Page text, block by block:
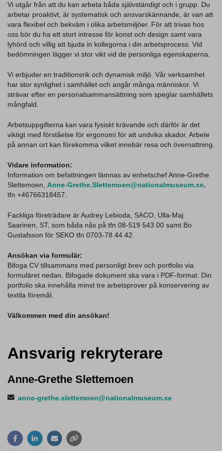
Vi utgår från att du kan arbeta båda självständigt och i grupp. Du
arbetar proaktivt, är systematisk och ansvarskännande, är van att
vara flexibel och bekväm i olika arbetsmiljöer. För att trivas hos
oss bör du ha ett stort intresse för konst och design samt vara
lyhörd och villig att bjuda in kollegorna i din arbetsprocess. Vid
bedömningen lägger vi stor vikt vid de personliga egenskaperna.
Vi erbjuder en traditionsrik och dynamisk miljö. Vår verksamhet
har stor synlighet i samhället och angår många människor. Vi
strävar efter en personalsammansättning som speglar samhällets
mångfald.
Arbetsuppgifterna kan vara fysiskt krävande och därför är det
viktigt med förståelse för ergonomi för att undvika skador. Arbete
på annan ort kan förekomma vilket innebär resa och övernattning.
Vidare information:
Information om befattningen lämnas av enhetschef Anne-Grethe
Slettemoen, Anne-Grethe.Slettemoen@nationalmuseum.se,
tfn +46766318457.
Fackliga företrädare är Audrey Lebioda, SACO, Ulla-Maj
Saarinen, ST, som båda nås på tfn 08-519 543 00 samt Bo
Gustafsson för SEKO tfn 0703-78 44 42.
Ansökan via formulär:
Bifoga CV tillsammans med personligt brev och portfolio via
formuläret nedan. Bifogade dokument ska vara i PDF-format. Din
portfolio ska innehålla minst tre arbetsprover på konservering av
textila föremål.
Välkommen med din ansökan!
Ansvarig rekryterare
Anne-Grethe Slettemoen
anne-grethe.slettemoen@nationalmuseum.se